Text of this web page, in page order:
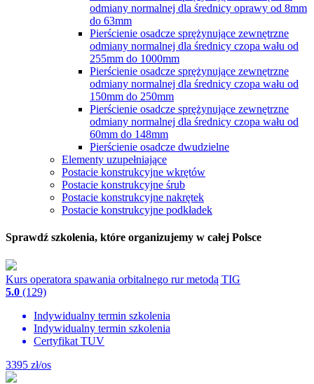
odmiany normalnej dla średnicy oprawy od 8mm
do 63mm
Pierścienie osadcze sprężynujące zewnętrzne
odmiany normalnej dla średnicy czopa wału od
255mm do 1000mm
Pierścienie osadcze sprężynujące zewnętrzne
odmiany normalnej dla średnicy czopa wału od
150mm do 250mm
Pierścienie osadcze sprężynujące zewnętrzne
odmiany normalnej dla średnicy czopa wału od
60mm do 148mm
Pierścienie osadcze dwudzielne
Elementy uzupełniające
Postacie konstrukcyjne wkrętów
Postacie konstrukcyjne śrub
Postacie konstrukcyjne nakrętek
Postacie konstrukcyjne podkładek
Sprawdź szkolenia, które organizujemy w całej Polsce
Kurs operatora spawania orbitalnego rur metodą TIG
5.0 (129)
Indywidualny termin szkolenia
Indywidualny termin szkolenia
Certyfikat TUV
3395 zł/os